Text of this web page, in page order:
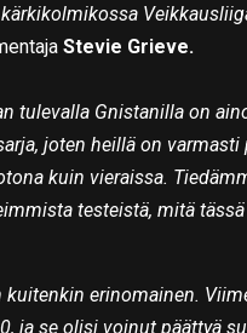
Stevie Grieve.
tulevalla Gnistanilla on
joten heillä on varmasti
kuin vieraissa.
testeistä, mitä
erinomainen.
ja se olisi voinut päättyä